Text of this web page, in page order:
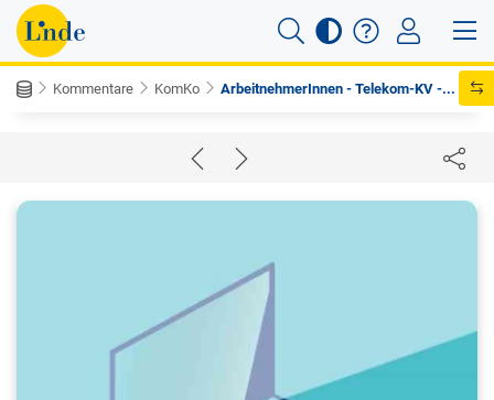
Kommentare KomKo ArbeitnehmerInnen - Telekom-KV -...